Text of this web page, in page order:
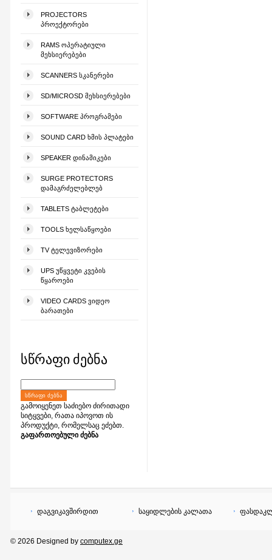
PROJECTORS
ᲞᲠᲝᲔᲥᲢᲝᲠᲔᲑᲘ
RAMS ᲝᲞᲔᲠᲐᲢᲘᲣᲚᲘ
ᲛᲔᲮᲡᲘᲔᲠᲔᲑᲔᲑᲘ
SCANNERS ᲡᲙᲐᲜᲔᲠᲔᲑᲘ
SD/MICROSD ᲛᲔᲮᲡᲘᲔᲠᲔᲑᲔᲑᲘ
SOFTWARE ᲞᲠᲝᲒᲠᲐᲛᲔᲑᲘ
SOUND CARD ᲮᲛᲘᲡ ᲞᲚᲐᲢᲔᲑᲘ
SPEAKER ᲓᲘᲜᲐᲛᲘᲙᲔᲑᲘ
SURGE PROTECTORS
ᲓᲐᲛᲐᲒᲠᲫᲔᲚᲔᲑᲚᲔᲑ
TABLETS ᲢᲐᲑᲚᲔᲢᲔᲑᲘ
TOOLS ᲮᲔᲚᲡᲐᲬᲧᲝᲔᲑᲘ
TV ᲢᲔᲚᲔᲕᲘᲖᲝᲠᲔᲑᲘ
UPS ᲣᲬᲧᲕᲔᲢᲘ ᲙᲕᲔᲑᲘᲡ
ᲬᲧᲐᲠᲝᲔᲑᲘ
VIDEO CARDS ᲕᲘᲓᲔᲝ
ᲑᲐᲠᲐᲗᲔᲑᲘ
სწრაფი ძებნა
ᲡᲬᲠᲐᲤᲘ ᲫᲔᲑᲜᲐ
გამოიყენეთ საძიებო ძირითადი
სიტყვები, რათა იპოვოთ ის
პროდუქტი, რომელსაც ეძებთ.
გაფართოებული ძებნა
დაგვიკავშირდით საყიდლების კალათა
© 2026 Designed by computex.ge